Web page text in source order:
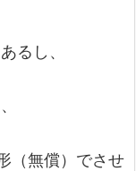
るし、
（無償）でさせ